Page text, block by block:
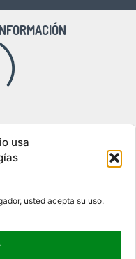
usa
usted acepta su uso.